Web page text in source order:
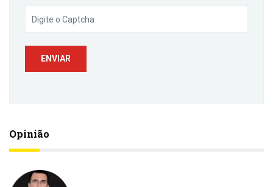
Opinião